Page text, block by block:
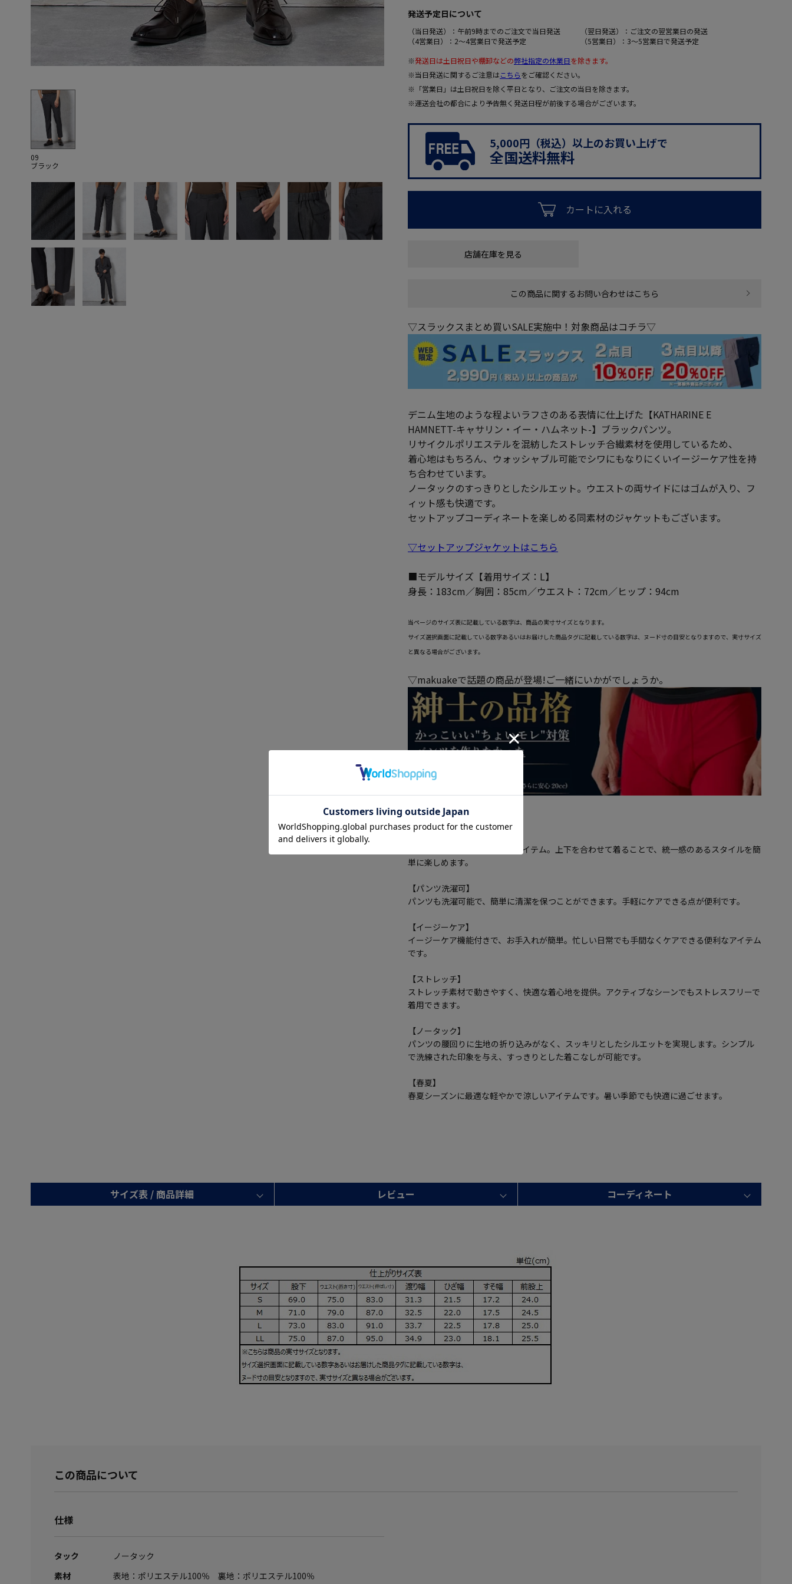
09
ブラック
発送予定日について
（当日発送）：午前9時までのご注文で当日発送
（翌日発送）：ご注文の翌営業日の発送
（4営業日）：2～4営業日で発送予定
（5営業日）：3～5営業日で発送予定
※発送日は土日祝日や棚卸などの弊社指定の休業日を除きます。
※当日発送に関するご注意はこちらをご確認ください。
※「営業日」は土日祝日を除く平日となり、ご注文の当日を除きます。
※運送会社の都合により予告無く発送日程が前後する場合がございます。
5,000円（税込）以上のお買い上げで
全国送料無料
カートに入れる
店舗在庫を見る
この商品に関するお問い合わせはこちら
▽スラックスまとめ買いSALE実施中！対象商品はコチラ▽
デニム生地のような程よいラフさのある表情に仕上げた【KATHARINE E
HAMNETT-キャサリン・イー・ハムネット-】ブラックパンツ。
リサイクルポリエステルを混紡したストレッチ合繊素材を使用しているため、
着心地はもちろん、ウォッシャブル可能でシワにもなりにくいイージーケア性を持
ち合わせています。
ノータックのすっきりとしたシルエット。ウエストの両サイドにはゴムが入り、フ
ィット感も快適です。
セットアップコーディネートを楽しめる同素材のジャケットもございます。
▽セットアップジャケットはこちら
■モデルサイズ【着用サイズ：L】
身長：183cm／胸囲：85cm／ウエスト：72cm／ヒップ：94cm
当ページのサイズ表に記載している数字は、商品の実寸サイズとなります。
サイズ選択画面に記載している数字あるいはお届けした商品タグに記載している数字は、ヌード寸の目安となりますので、実寸サイズ
と異なる場合がございます。
▽makuakeで話題の商品が登場!ご一緒にいかがでしょうか。
機能
セットアップとしても使えるアイテム。上下を合わせて着ることで、統一感のあるスタイルを簡
単に楽しめます。
【パンツ洗濯可】
パンツも洗濯可能で、簡単に清潔を保つことができます。手軽にケアできる点が便利です。
【イージーケア】
イージーケア機能付きで、お手入れが簡単。忙しい日常でも手間なくケアできる便利なアイテム
です。
【ストレッチ】
ストレッチ素材で動きやすく、快適な着心地を提供。アクティブなシーンでもストレスフリーで
着用できます。
【ノータック】
パンツの腰回りに生地の折り込みがなく、スッキリとしたシルエットを実現します。シンプル
で洗練された印象を与え、すっきりとした着こなしが可能です。
【春夏】
春夏シーズンに最適な軽やかで涼しいアイテムです。暑い季節でも快適に過ごせます。
サイズ表 / 商品詳細 レビュー コーディネート
この商品について
仕様
タック
ノータック
素材
表地：ポリエステル100％ 裏地：ポリエステル100％